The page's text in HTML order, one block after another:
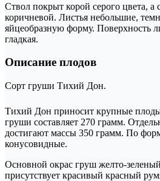
Ствол покрыт корой серого цвета, а
коричневой. Листья небольшие,
яйцеобразную форму. Поверхность
гладкая.
Описание плодов
Сорт груши Тихий Дон.
Тихий Дон приносит крупные
груши составляет 270 грамм.
достигают массы 350 грамм. По
конусовидные.
Основной окрас груш желто-
присутствует красивый красный